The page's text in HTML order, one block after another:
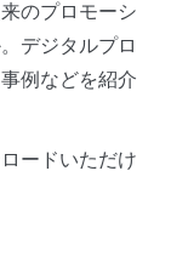
のプロモーシ
デジタルプロ
例などを紹介
ードいただけ